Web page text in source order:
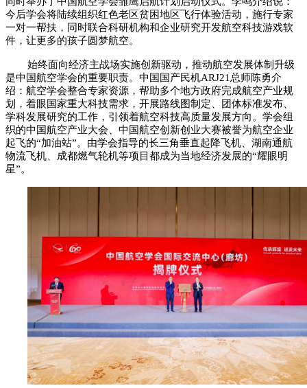
今后学会将陆续组织红色老区贫困地区飞行体验活动，施行专家
一对一帮扶，同时联合科研机构和企业研究开发航空科技游戏软
件，让更多的孩子圆梦航空。
始终面向经济主战场实施创新驱动，推动航空发展体制升级
是中国航空学会的重要职责。中国国产民机ARJ21总师陈勇介
绍：航空学会整合专家资源，帮助多个地方政府完成航空产业规
划，着眼国家重大科技需求，开展路线图制定、团体标准发布、
学科发展研究的工作，引领着航空科技高质量发展方向。学会组
织的中国航空产业大会、中国航空创新创业大赛被誉为航空企业
起飞的“加油站”。由学会指导的长三角垂直起降飞机、湖南通航
物流飞机、成都燃气轮机等项目都成为当地经济发展的“耀眼明
星”。